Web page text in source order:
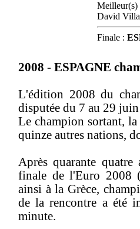
Meilleur(s)
David
Finale :
2008 - ESPAGNE
L'édition 2008 du
disputée du 7 au 29
Le champion sortant,
quinze autres nations,
Après quarante quatre
finale de l'Euro 2008
ainsi à la Grèce,
de la rencontre a été
minute.